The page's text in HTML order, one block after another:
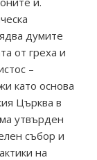
думите
от греха и
–
като основа
Църква в
утвърден
събор и
на